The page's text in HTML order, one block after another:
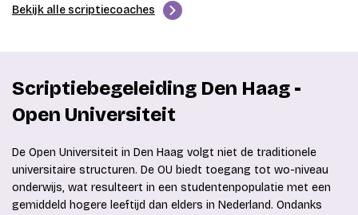
Bekijk alle scriptiecoaches
Scriptiebegeleiding Den Haag -
Open Universiteit
De Open Universiteit in Den Haag volgt niet de traditionele
universitaire structuren. De OU biedt toegang tot wo-niveau
onderwijs, wat resulteert in een studentenpopulatie met een
gemiddeld hogere leeftijd dan elders in Nederland. Ondanks